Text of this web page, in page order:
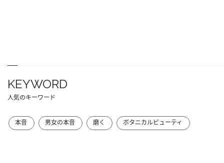
KEYWORD
人気のキーワード
本音 男女の本音 磨く ボタニカルビューティ